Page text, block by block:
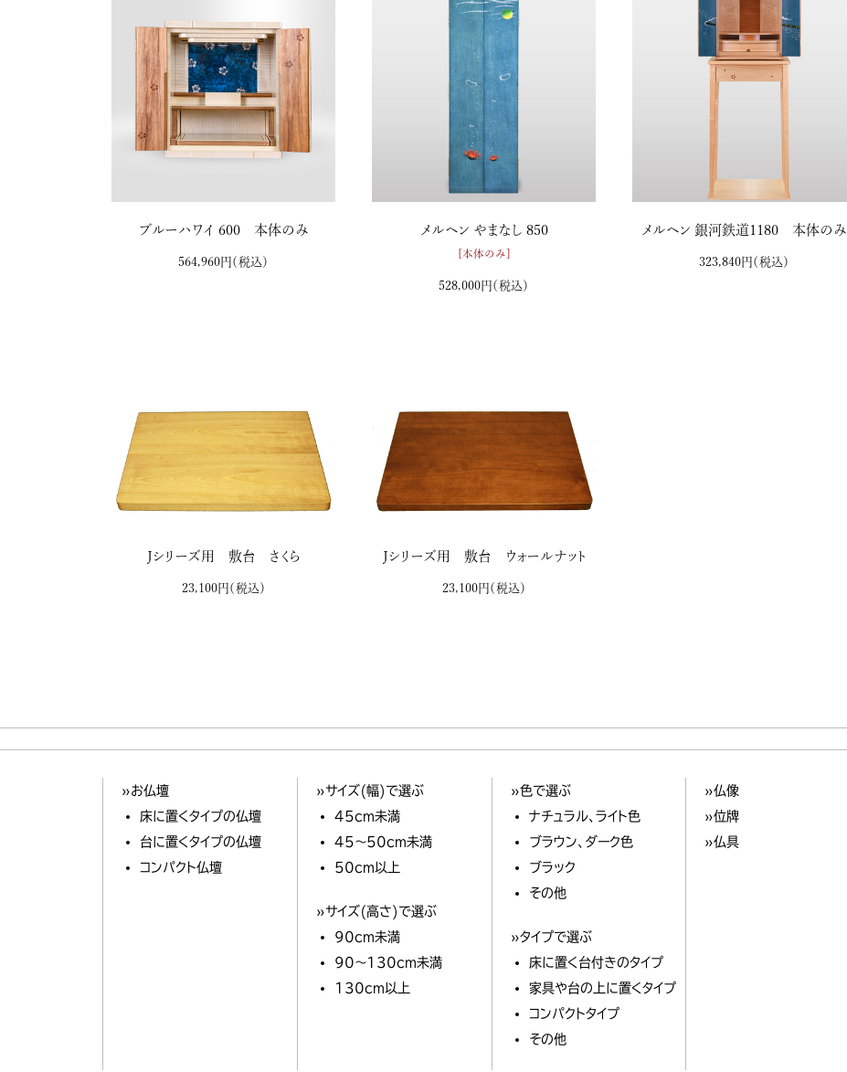
ブルーハワイ 600 本体のみ
564,960円（税込）
メルヘン やまなし 850
[本体のみ]
528,000円（税込）
メルヘン 銀河鉄道1180 本体のみ
323,840円（税込）
Ｊシリーズ用 敷台 さくら
23,100円 （税込）
Ｊシリーズ用 敷台 ウォールナット
23,100円 （税込）
»お仏壇
床に置くタイプの仏壇
台に置くタイプの仏壇
コンパクト仏壇
»サイズ(幅)で選ぶ
45cm未満
45～50cm未満
50cm以上
»サイズ(高さ)で選ぶ
90cm未満
90～130cm未満
130cm以上
»色で選ぶ
ナチュラル、ライト色
ブラウン、ダーク色
ブラック
その他
»タイプで選ぶ
床に置く台付きのタイプ
家具や台の上に置くタイプ
コンパクトタイプ
その他
»仏像
»位牌
»仏具